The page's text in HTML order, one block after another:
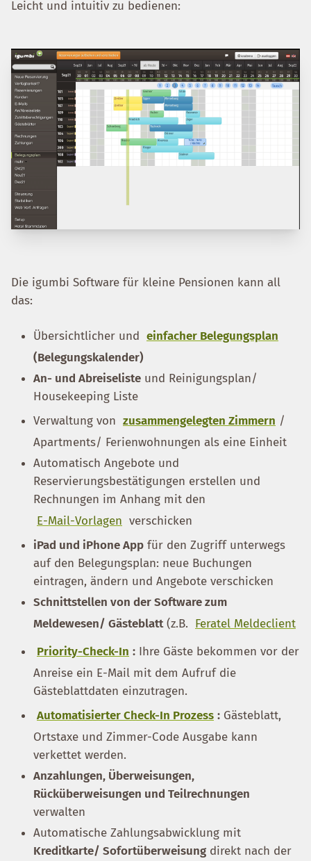
Leicht und intuitiv zu bedienen:
Die igumbi Software für kleine Pensionen kann all
das:
Übersichtlicher und einfacher Belegungsplan
(Belegungskalender)
An- und Abreiseliste und Reinigungsplan/
Housekeeping Liste
Verwaltung von zusammengelegten Zimmern /
Apartments/ Ferienwohnungen als eine Einheit
Automatisch Angebote und
Reservierungsbestätigungen erstellen und
Rechnungen im Anhang mit den
E-Mail-Vorlagen verschicken
iPad und iPhone App für den Zugriff unterwegs
auf den Belegungsplan: neue Buchungen
eintragen, ändern und Angebote verschicken
Schnittstellen von der Software zum
Meldewesen/ Gästeblatt(z.B. Feratel Meldeclient
Priority-Check-In : Ihre Gäste bekommen vor der
Anreise ein E-Mail mit dem Aufruf die
Gästeblattdaten einzutragen.
Automatisierter Check-In Prozess : Gästeblatt,
Ortstaxe und Zimmer-Code Ausgabe kann
verkettet werden.
Anzahlungen, Überweisungen,
Rücküberweisungen und Teilrechnungen
verwalten
Automatische Zahlungsabwicklung mit
Kreditkarte/ Sofortüberweisung direkt nach der